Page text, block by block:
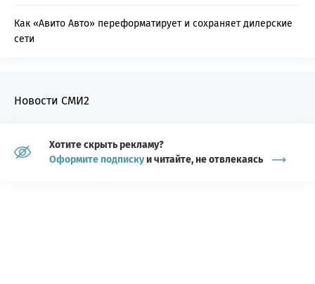
Как «Авито Авто» переформатирует и сохраняет дилерские
сети
Новости СМИ2
Хотите скрыть рекламу?
Оформите подпискуи читайте, не отвлекаясь